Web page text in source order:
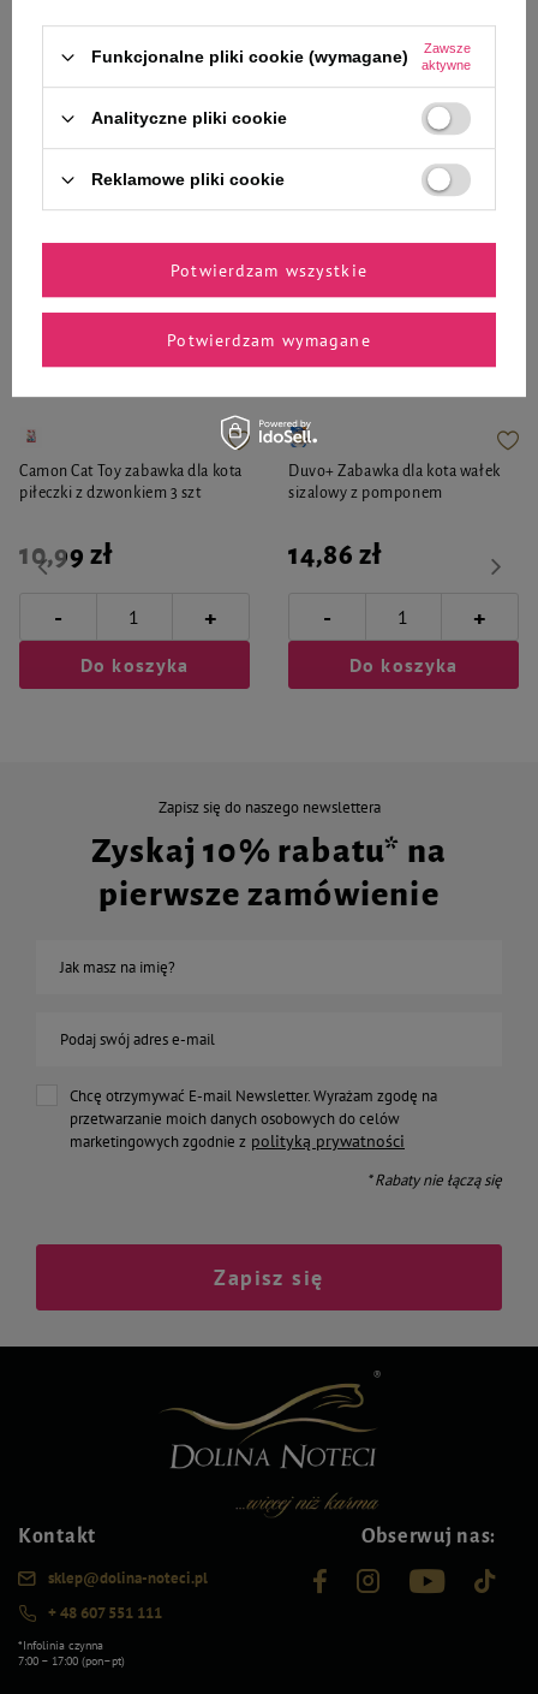
+
Do koszyka
- +
Do koszyka
Zaufane i polecane przez
naszych ekspertów
Camon Cat Toy zabawka dla kota
piłeczki z dzwonkiem 3 szt
10,99 zł
- +
Do koszyka
Duvo+ Zabawka dla kota wałek
sizalowy z pomponem
14,86 zł
- +
Do koszyka
Zapisz się do naszego newslettera
Zyskaj 10% rabatu* na
pierwsze zamówienie
Jak masz na imię?
Podaj swój adres e-mail
Chcę otrzymywać E-mail Newsletter. Wyrażam zgodę na
przetwarzanie moich danych osobowych do celów
marketingowych zgodnie z polityką prywatności
* Rabaty nie łączą się
Zapisz się
Kontakt
sklep@dolina-noteci.pl
+ 48 607 551 111
*Infolinia czynna
7:00 – 17:00 (pon–pt)
Obserwuj nas:
Funkcjonalne pliki cookie (wymagane)
Zawsze
aktywne
Analityczne pliki cookie
Reklamowe pliki cookie
Potwierdzam wymagane
Potwierdzam wszystkie